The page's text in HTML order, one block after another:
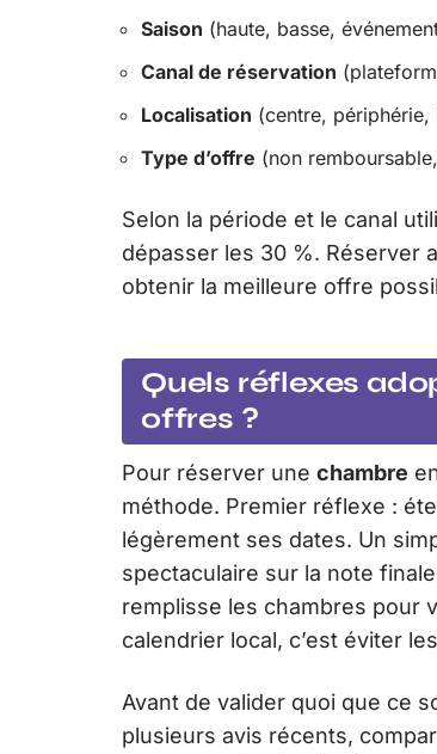
Saison (haute, basse,
Canal de réservation
Localisation (centre,
Type d’offre (non
Selon la période et le canal
dépasser les 30 %. Réserver
obtenir la meilleure offre
Quels réflexes
offres ?
Pour réserver une chambre
méthode. Premier réflexe :
légèrement ses dates. Un
spectaculaire sur la note
remplisse les chambres pour
calendrier local, c’est éviter
Avant de valider quoi que ce
plusieurs avis récents,